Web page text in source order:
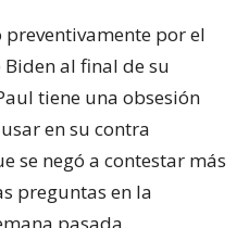
por el
al final de su
tiene una obsesión
en su contra
se negó a contestar más
preguntas en la